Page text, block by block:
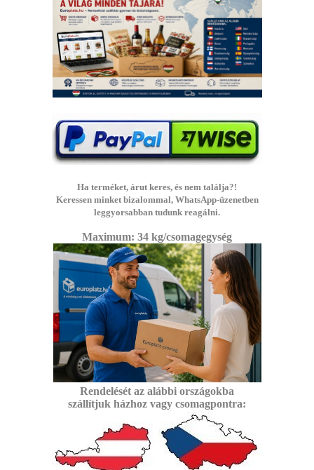
Ha terméket, árut keres, és nem találja?!
Keressen minket bizalommal, WhatsApp-üzenetben
leggyorsabban tudunk reagálni.
Maximum: 34 kg/csomagegység
Rendelését az alábbi országokba
szállítjuk házhoz vagy csomagpontra: